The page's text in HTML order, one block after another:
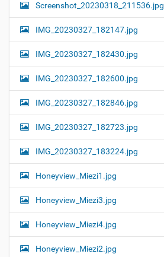
Screenshot_20230318_211536.jpg
IMG_20230327_182147.jpg
IMG_20230327_182430.jpg
IMG_20230327_182600.jpg
IMG_20230327_182846.jpg
IMG_20230327_182723.jpg
IMG_20230327_183224.jpg
Honeyview_Miezi1.jpg
Honeyview_Miezi3.jpg
Honeyview_Miezi4.jpg
Honeyview_Miezi2.jpg